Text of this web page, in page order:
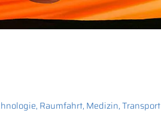
Raumfahrt, Medizin, Transport